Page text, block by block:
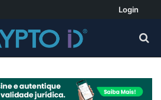
Login